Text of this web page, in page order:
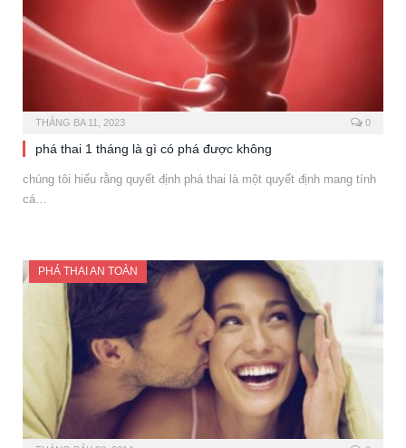
THÁNG BA 11, 2023 0
phá thai 1 tháng là gì có phá được không
chúng tôi hiểu rằng quyết định phá thai là một quyết định mang tính
cá…
PHÁ THAI AN TOÀN